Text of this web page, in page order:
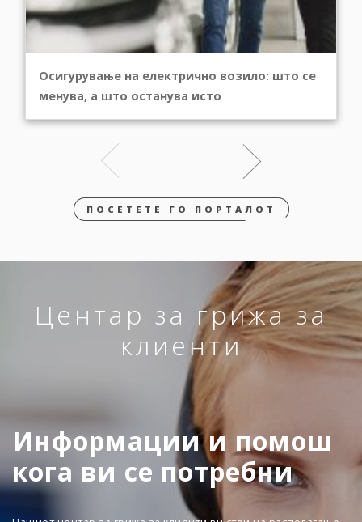
Осигурување на електрично возило: што се
менува, а што останува исто
ПОСЕТЕТЕ ГО ПОРТАЛОТ
Центар за грижа за
клиенти
Информации и помош
кога ви се потребни